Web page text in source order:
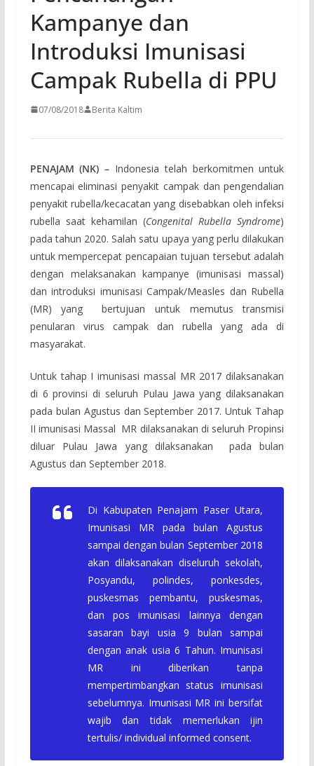
Kampanye dan
Introduksi Imunisasi
Campak Rubella di PPU
07/08/2018 Berita Kaltim
PENAJAM (NK) – Indonesia telah berkomitmen untuk
mencapai eliminasi penyakit campak dan pengendalian
penyakit rubella/kecacatan yang disebabkan oleh infeksi
rubella saat kehamilan (Congenital Rubella Syndrome)
pada tahun 2020. Salah satu upaya yang perlu dilakukan
untuk mempercepat pencapaian tujuan tersebut adalah
dengan melaksanakan kampanye (imunisasi massal)
dan introduksi imunisasi Campak/Measles dan Rubella
(MR) yang bertujuan untuk memutus transmisi
penularan virus campak dan rubella yang ada di
masyarakat.
Untuk tahap I imunisasi massal MR 2017 dilaksanakan
di 6 provinsi di seluruh Pulau Jawa yang dilaksanakan
pada bulan Agustus dan September 2017. Untuk Tahap
II imunisasi Massal MR dilaksanakan di seluruh Propinsi
diluar Pulau Jawa yang dilaksanakan pada bulan
Agustus dan September 2018.
Di Kabupaten Penajam Paser Utara,
Imunisasi MR pada bulan Agustus
sampai dengan bulan September 2018
akan dilaksanakan diseluruh sekolah,
Posyandu, polindes, ponkesdes,
puskesmas pembantu, puskesmas,
dan pos imunisasi lainnya dengan
sasaran bayi usia 9 bulan sampai
dengan anak usia 6 Tahun. Imunisasi
MR ini diberikan tanpa
mempertimbangkan status imunisasi
sebelumnya. Imunisasi MR ini bersifat
wajib dan tidak memerlukan ijin
tertulis/ individual informed consent.